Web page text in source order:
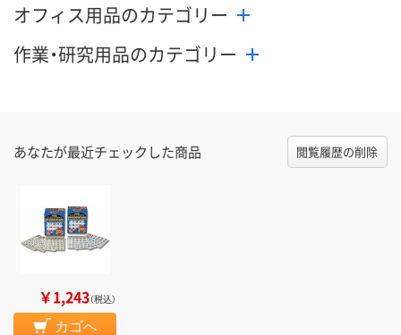
オフィス用品のカテゴリー
作業・研究用品のカテゴリー
あなたが最近チェックした商品 閲覧履歴の削除
￥1,243（税込）
カゴへ